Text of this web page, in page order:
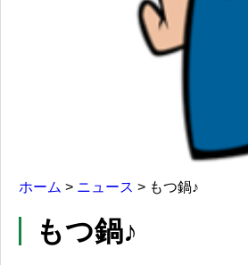
ホーム > ニュース > もつ鍋♪
もつ鍋♪